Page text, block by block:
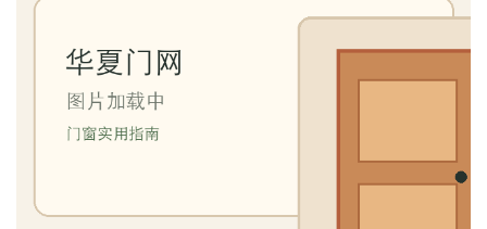
装
登录